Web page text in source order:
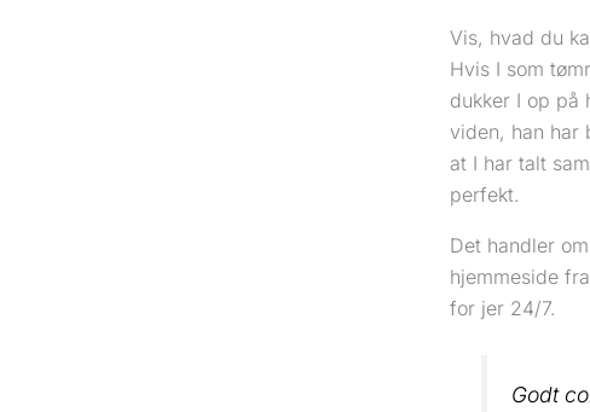
Vis, hvad du
Hvis I som
dukker I op på
viden, han har
at I har talt
perfekt.
Det handler
hjemmeside
for jer 24/7.
Godt